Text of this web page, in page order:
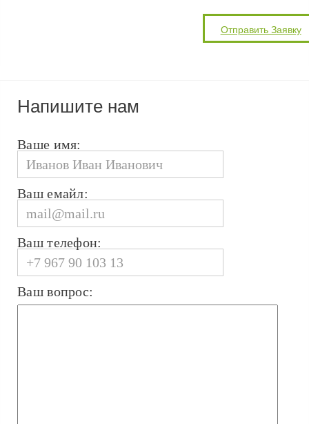
Напишите нам
Ваше имя:
Ваш емайл:
Ваш телефон:
Ваш вопрос: